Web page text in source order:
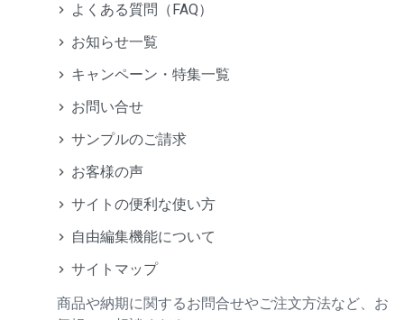
よくある質問（FAQ）
お知らせ一覧
キャンペーン・特集一覧
お問い合せ
サンプルのご請求
お客様の声
サイトの便利な使い方
自由編集機能について
サイトマップ
商品や納期に関するお問合せやご注文方法など、お